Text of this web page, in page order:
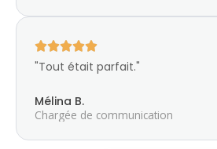
"Tout était parfait."
Mélina B.
Chargée de communication